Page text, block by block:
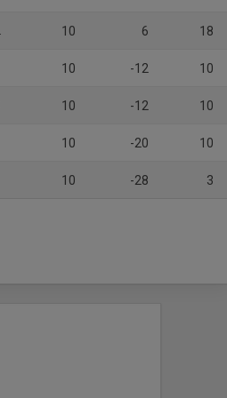
10 6 18
10 -12 10
10 -12 10
10 -20 10
10 -28 3